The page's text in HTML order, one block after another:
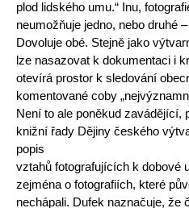
plod lidského umu.“ Inu,
neumožňuje jedno, nebo druhé
Dovoluje obé. Stejně jako
lze nasazovat k dokumentaci i
otevírá prostor k sledování
komentované coby
Není to ale poněkud zavádějící,
knižní řady Dějiny českého
popis
vztahů fotografujících k dobové
zejména o fotografiích, které
nechápali. Dufek naznačuje, že